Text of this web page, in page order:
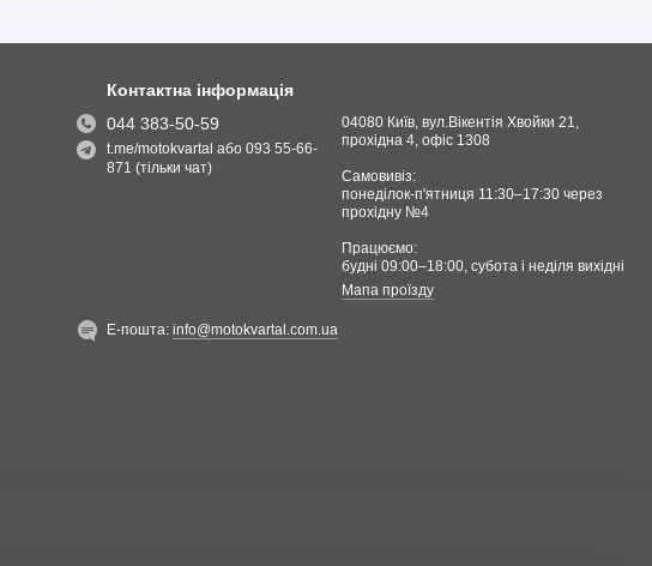
Контактна інформація
044 383-50-59
t.me/motokvartal або 093 55-66-
871 (тільки чат)
04080 Київ, вул.Вікентія Хвойки 21,
прохідна 4, офіс 1308
Самовивіз:
понеділок-п'ятниця 11:30–17:30 через
прохідну №4
Працюємо:
будні 09:00–18:00, cубота і неділя вихідні
Мапа проїзду
Е-пошта:info@motokvartal.com.ua